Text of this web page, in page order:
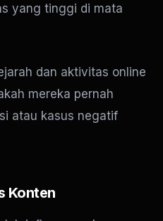
yang tinggi di mata
dan aktivitas online
mereka pernah
atau kasus negatif
Konten